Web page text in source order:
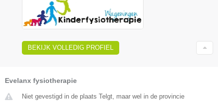
BEKIJK VOLLEDIG PROFIEL
Evelanx fysiotherapie
Niet gevestigd in de plaats Telgt, maar wel in de provincie